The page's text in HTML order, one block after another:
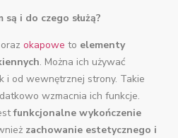
i do czego służą?
okapowe to elementy
. Można ich używać
i od wewnętrznej strony. Takie
wzmacnia ich funkcje.
funkcjonalne wykończenie
zachowanie estetycznego i